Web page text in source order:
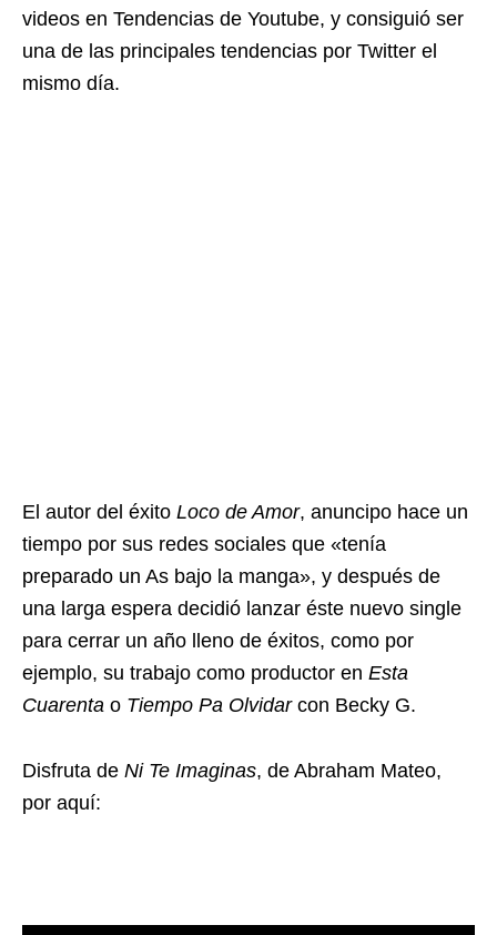
videos en Tendencias de Youtube, y consiguió ser
una de las principales tendencias por Twitter el
mismo día.
El autor del éxito Loco de Amor, anuncipo hace un
tiempo por sus redes sociales que «tenía
preparado un As bajo la manga», y después de
una larga espera decidió lanzar éste nuevo single
para cerrar un año lleno de éxitos, como por
ejemplo, su trabajo como productor en Esta
Cuarenta o Tiempo Pa Olvidarcon Becky G.
Disfruta de Ni Te Imaginas, de Abraham Mateo,
por aquí: